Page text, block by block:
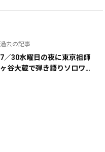
過去の記事
7／30水曜日の夜に東京祖師
ヶ谷大蔵で弾き語りソロワン